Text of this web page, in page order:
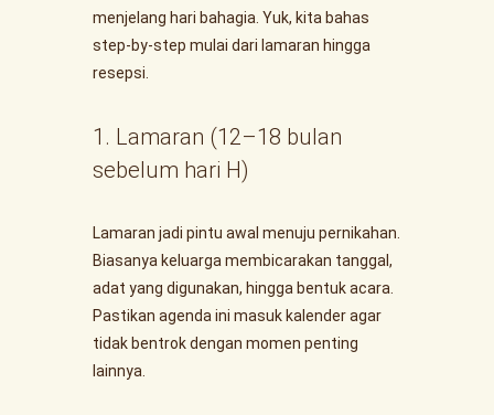
menjelang hari bahagia. Yuk, kita bahas
step-by-step mulai dari lamaran hingga
resepsi.
1. Lamaran (12–18 bulan
sebelum hari H)
Lamaran jadi pintu awal menuju pernikahan.
Biasanya keluarga membicarakan tanggal,
adat yang digunakan, hingga bentuk acara.
Pastikan agenda ini masuk kalender agar
tidak bentrok dengan momen penting
lainnya.